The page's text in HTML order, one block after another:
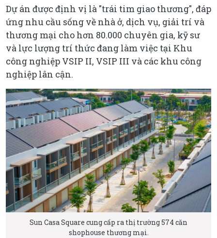
Dự án được định vị là "trái tim giao thương", đáp
ứng nhu cầu sống về nhà ở, dịch vụ, giải trí và
thương mại cho hơn 80.000 chuyên gia, kỹ sư
và lực lượng trí thức đang làm việc tại Khu
công nghiệp VSIP II, VSIP III và các khu công
nghiệp lân cận.
Sun Casa Square cung cấp ra thị trường 574 căn
shophouse thương mại.